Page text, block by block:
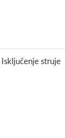
Isključenje struje